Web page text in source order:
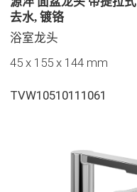
去水, 镀铬
浴室龙头
45 x 155 x 144 mm
TVW10510111061